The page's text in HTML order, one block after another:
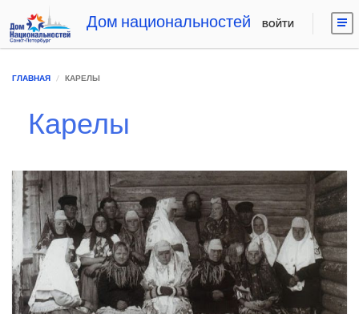
Дом национальностей ВОЙТИ
ГЛАВНАЯ КАРЕЛЫ
Карелы